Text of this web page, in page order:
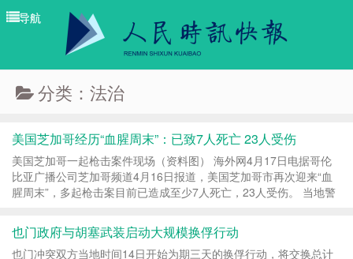
导航
导航
分类：法治
美国芝加哥经历“血腥周末”：已致7人死亡 23人受伤
美国芝加哥一起枪击案件现场（资料图） 海外网4月17日电据哥伦
比亚广播公司芝加哥频道4月16日报道，美国芝加哥市再次迎来“血
腥周末”，多起枪击案目前已造成至少7人死亡，23人受伤。 当地警
也门政府与胡塞武装启动大规模换俘行动
也门冲突双方当地时间14日开始为期三天的换俘行动，将交换总计